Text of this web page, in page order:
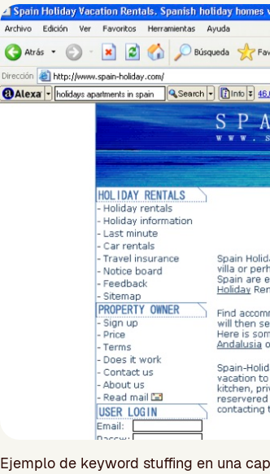
Ejemplo de keyword stuffing en una